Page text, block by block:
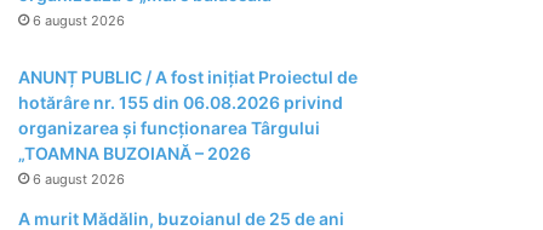
6 august 2026
ANUNȚ PUBLIC / A fost inițiat Proiectul de
hotărâre nr. 155 din 06.08.2026 privind
organizarea şi funcţionarea Târgului
„TOAMNA BUZOIANĂ – 2026
6 august 2026
A murit Mădălin, buzoianul de 25 de ani